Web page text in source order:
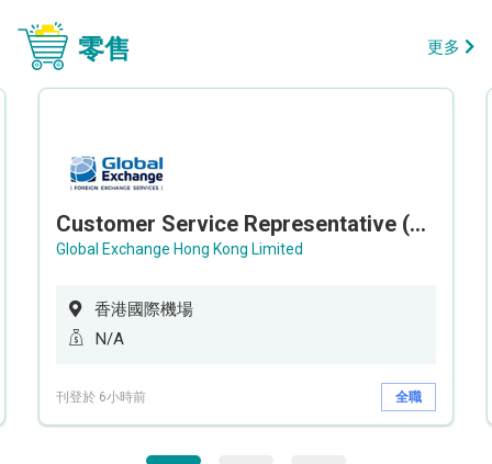
零售 更多
Customer Service Representative (Airport)
Global Exchange Hong Kong Limited
香港國際機場
N/A
刊登於 6小時前 全職